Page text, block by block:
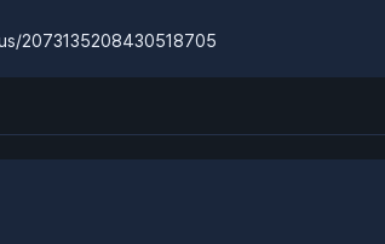
2073135208430518705